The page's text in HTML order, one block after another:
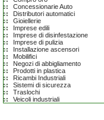
Concessionarie Auto
Distributori automatici
Gioiellerie
Imprese edili
Imprese di disinfestazione
Imprese di pulizia
Installazione ascensori
Mobilifici
Negozi di abbigliamento
Prodotti in plastica
Ricambi Industriali
Sistemi di sicurezza
Traslochi
Veicoli industriali